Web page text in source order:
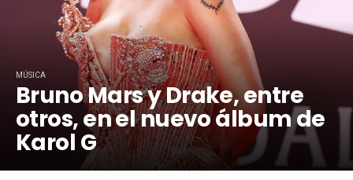
MÚSICA
Bruno Mars y Drake, entre
otros, en el nuevo álbum de
Karol G